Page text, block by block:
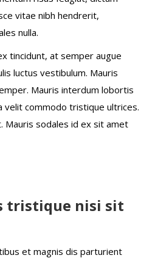
vitae nibh hendrerit,
nulla.
tincidunt, at semper augue
luctus vestibulum. Mauris
Mauris interdum lobortis
velit commodo tristique ultrices.
Mauris sodales id ex sit amet
tristique nisi sit
et magnis dis parturient